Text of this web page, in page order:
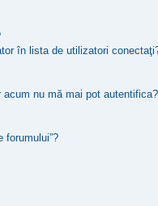
în lista de utilizatori
nu mă mai pot
forumului”?